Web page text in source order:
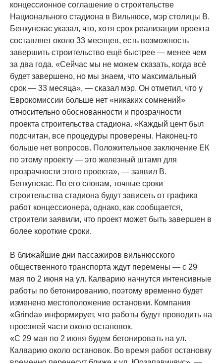
концессионное соглашение о строительстве
Национального стадиона в Вильнюсе, мэр столицы В.
Бенкунскас указал, что, хотя срок реализации проекта
составляет около 33 месяцев, есть возможность
завершить строительство ещё быстрее — менее чем
за два года. «Сейчас мы не можем сказать, когда всё
будет завершено, но мы знаем, что максимальный
срок — 33 месяца», — сказал мэр. Он отметил, что у
Еврокомиссии больше нет «никаких сомнений»
относительно обоснованности и прозрачности
проекта строительства стадиона. «Каждый цент был
подсчитан, все процедуры проверены. Наконец-то
больше нет вопросов. Положительное заключение ЕК
по этому проекту — это железный штамп для
прозрачности этого проекта», — заявил В.
Бенкунскас. По его словам, точные сроки
строительства стадиона будут зависеть от графика
работ концессионера, однако, как сообщается,
строители заявили, что проект может быть завершен в
более короткие сроки.
В ближайшие дни пассажиров вильнюсского
общественного транспорта ждут перемены — с 29
мая по 2 июня на ул. Калварию начнутся интенсивные
работы по бетонированию, поэтому временно будет
изменено местоположение остановки. Компания
«Grinda» информирует, что работы будут проводить на
проезжей части около остановок.
«С 29 мая по 2 июня будем бетонировать на ул.
Калварию около остановок. Во время работ остановку